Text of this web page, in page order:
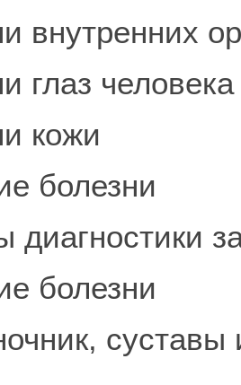
внутренних
глаз человека
кожи
болезни
диагностики
болезни